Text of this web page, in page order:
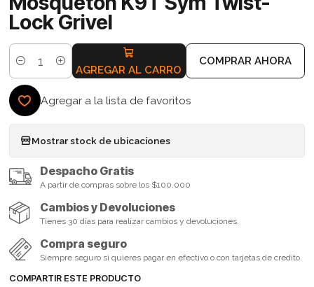
Lock Grivel
Cantidad AGREGAR AL CARRO
COMPRAR AHORA
Agregar a la lista de favoritos
Mostrar stock de ubicaciones
Despacho Gratis
A partir de compras sobre los $100.000
Cambios y Devoluciones
Tienes 30 días para realizar cambios y devoluciones.
Compra seguro
Siempre seguro si quieres pagar en efectivo o con tarjetas de credito.
COMPARTIR ESTE PRODUCTO